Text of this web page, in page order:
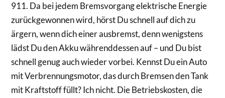
911. Da bei jedem Bremsvorgang elektrische Energie
zurückgewonnen wird, hörst Du schnell auf dich zu
ärgern, wenn dich einer ausbremst, denn wenigstens
lädst Du den Akku währenddessen auf – und Du bist
schnell genug auch wieder vorbei. Kennst Du ein Auto
mit Verbrennungsmotor, das durch Bremsen den Tank
mit Kraftstoff füllt? Ich nicht. Die Betriebskosten, die